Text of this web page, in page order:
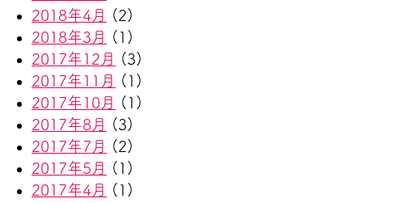
2018年4月
(2)
2018年3月
(1)
2017年12月
(3)
2017年11月
(1)
2017年10月
(1)
2017年8月
(3)
2017年7月
(2)
2017年5月
(1)
2017年4月
(1)